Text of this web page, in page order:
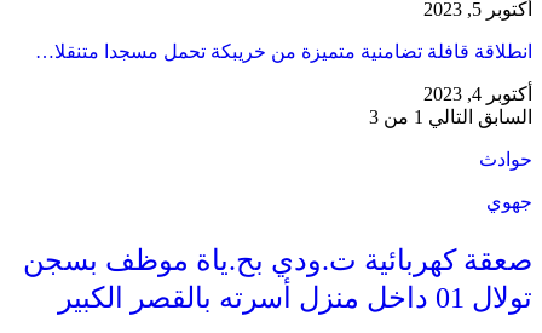
أكتوبر 5, 2023
انطلاقة قافلة تضامنية متميزة من خريبكة تحمل مسجدا متنقلا…
أكتوبر 4, 2023
السابق التالي 1 من 3
حوادث
جهوي
صعقة كهربائية ت.ودي بح.ياة موظف بسجن
تولال 01 داخل منزل أسرته بالقصر الكبير